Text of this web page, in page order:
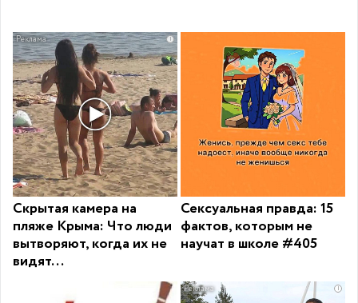
i
Скрытая камера на
пляже Крыма: Что люди
вытворяют, когда их не
видят...
Сексуальная правда: 15
фактов, которым не
научат в школе #405
i